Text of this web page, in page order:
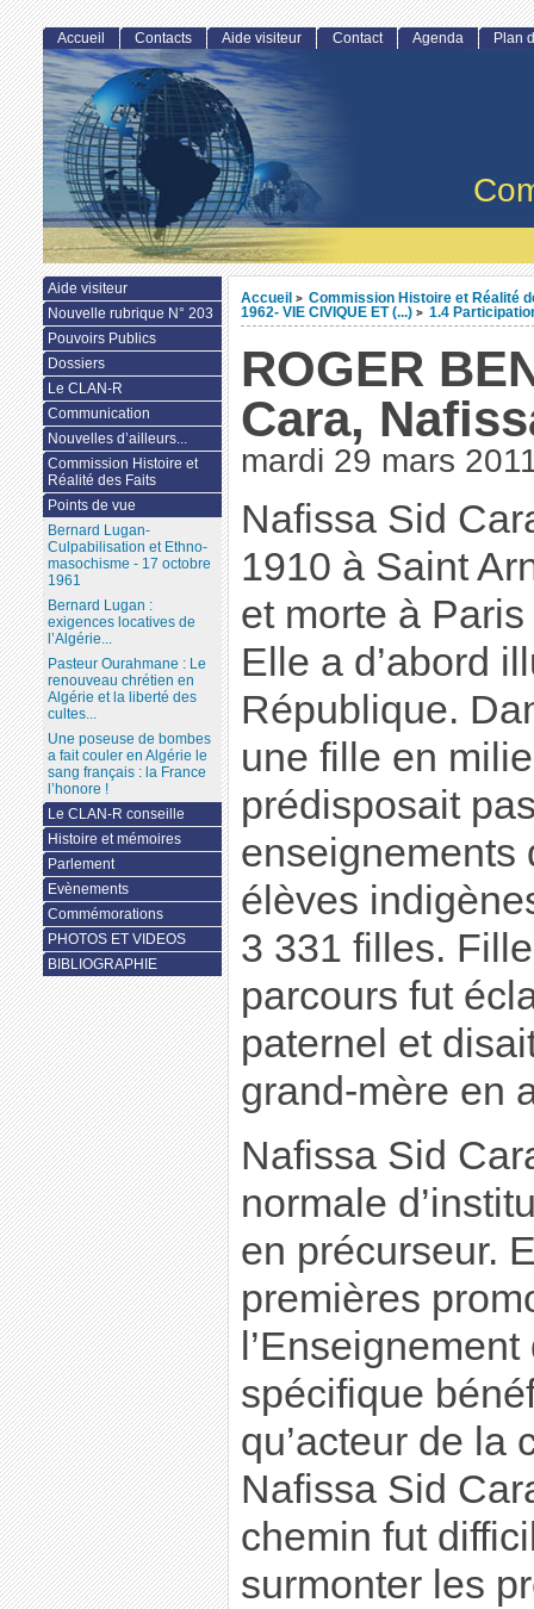
Accueil > Commission Histoire et Réalité
1962- VIE CIVIQUE ET (...) > 1.4
ROGER
Cara,
mardi 29 mars
Nafissa Sid
1910 à Saint
et morte à
Elle a d’abord
République.
une fille en
prédisposait
enseignements
élèves
3 331 filles.
parcours fut
paternel et
grand-mère en
Nafissa Sid
normale
en précurseur.
premières
spécifique
qu’acteur de la
Nafissa Sid
chemin fut
surmonter les
Accueil Contacts Aide visiteur Contact Agenda Plan
Aide visiteur
Nouvelle rubrique N° 203
Pouvoirs Publics
Dossiers
Le CLAN-R
Communication
Nouvelles d’ailleurs...
Commission Histoire et
Réalité des Faits
Points de vue
Bernard Lugan-
Culpabilisation et Ethno-
masochisme - 17 octobre
1961
Bernard Lugan :
exigences locatives de
l’Algérie...
Pasteur Ourahmane : Le
renouveau chrétien en
Algérie et la liberté des
cultes...
Une poseuse de bombes
a fait couler en Algérie le
sang français : la France
l’honore !
Le CLAN-R conseille
Histoire et mémoires
Parlement
Evènements
Commémorations
PHOTOS ET VIDEOS
BIBLIOGRAPHIE